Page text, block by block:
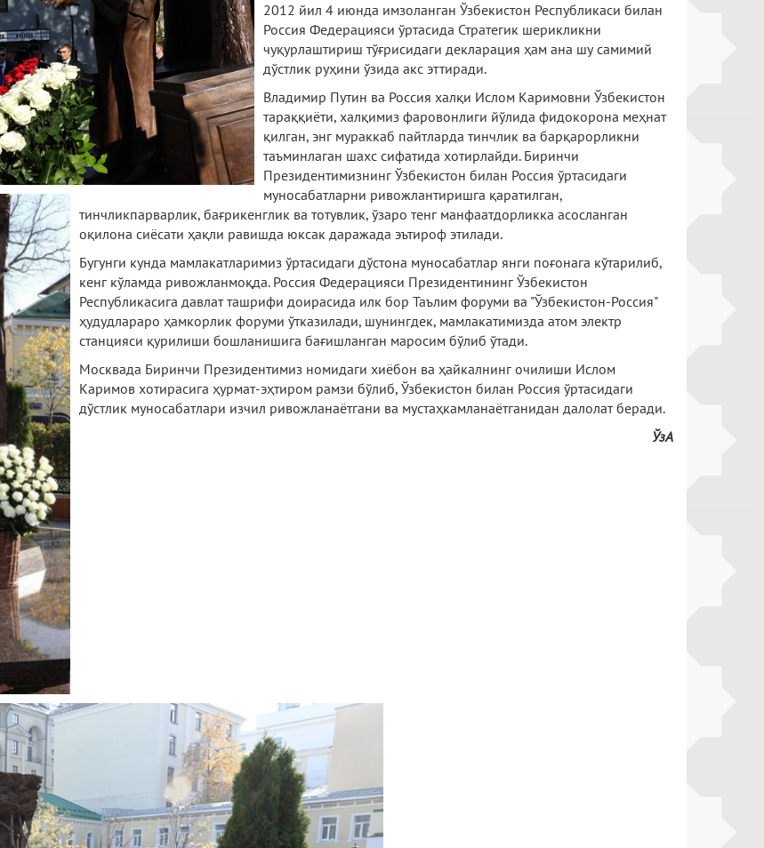
2012 йил 4 июнда имзоланган Ўзбекистон Республикаси билан
Россия Федерацияси ўртасида Стратегик шерикликни
чуқурлаштириш тўғрисидаги декларация ҳам ана шу самимий
дўстлик руҳини ўзида акс эттиради.
Владимир Путин ва Россия халқи Ислом Каримовни Ўзбекистон
тараққиёти, халқимиз фаровонлиги йўлида фидокорона меҳнат
қилган, энг мураккаб пайтларда тинчлик ва барқарорликни
таъминлаган шахс сифатида хотирлайди. Биринчи
Президентимизнинг Ўзбекистон билан Россия ўртасидаги
муносабатларни ривожлантиришга қаратилган,
тинчликпарварлик, бағрикенглик ва тотувлик, ўзаро тенг манфаатдорликка асосланган
оқилона сиёсати ҳақли равишда юксак даражада эътироф этилади.
Бугунги кунда мамлакатларимиз ўртасидаги дўстона муносабатлар янги поғонага кўтарилиб,
кенг кўламда ривожланмоқда. Россия Федерацияси Президентининг Ўзбекистон
Республикасига давлат ташрифи доирасида илк бор Таълим форуми ва "Ўзбекистон-Россия"
ҳудудлараро ҳамкорлик форуми ўтказилади, шунингдек, мамлакатимизда атом электр
станцияси қурилиши бошланишига бағишланган маросим бўлиб ўтади.
Москвада Биринчи Президентимиз номидаги хиёбон ва ҳайкалнинг очилиши Ислом
Каримов хотирасига ҳурмат-эҳтиром рамзи бўлиб, Ўзбекистон билан Россия ўртасидаги
дўстлик муносабатлари изчил ривожланаётгани ва мустаҳкамланаётганидан далолат беради.
ЎзА